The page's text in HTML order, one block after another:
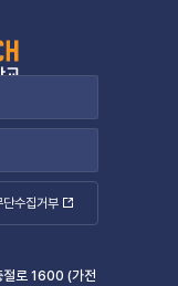
단수집거부
로 1600 (가전